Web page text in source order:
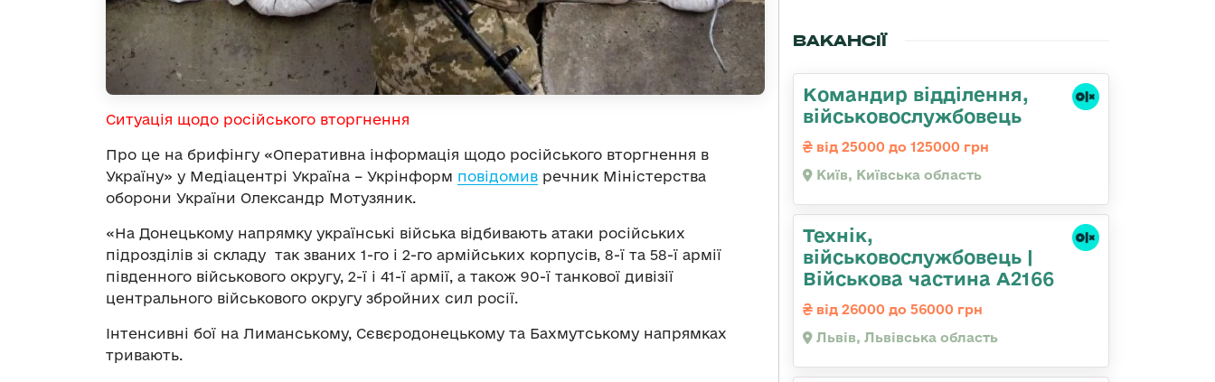
Ситуація щодо російського вторгнення
Про це на брифінгу «Оперативна інформація щодо російського вторгнення в
Україну» у Медіацентрі Україна – Укрінформ повідомив речник Міністерства
оборони України Олександр Мотузяник.
«На Донецькому напрямку українські війська відбивають атаки російських
підрозділів зі складу так званих 1-го і 2-го армійських корпусів, 8-ї та 58-ї армії
південного військового округу, 2-ї і 41-ї армії, а також 90-ї танкової дивізії
центрального військового округу збройних сил росії.
Інтенсивні бої на Лиманському, Сєвєродонецькому та Бахмутському напрямках
тривають.
ВАКАНСІЇ
Командир відділення,
військовослужбовець
від 25000 до 125000 грн
Київ, Київська область
Технік,
військовослужбовець |
Військова частина А2166
від 26000 до 56000 грн
Львів, Львівська область